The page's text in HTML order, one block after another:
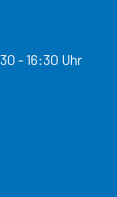
- 16:30 Uhr